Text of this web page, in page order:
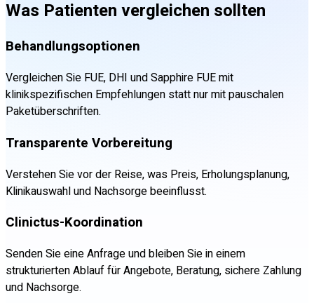
Was Patienten vergleichen sollten
Behandlungsoptionen
Vergleichen Sie FUE, DHI und Sapphire FUE mit
klinikspezifischen Empfehlungen statt nur mit pauschalen
Paketüberschriften.
Transparente Vorbereitung
Verstehen Sie vor der Reise, was Preis, Erholungsplanung,
Klinikauswahl und Nachsorge beeinflusst.
Clinictus-Koordination
Senden Sie eine Anfrage und bleiben Sie in einem
strukturierten Ablauf für Angebote, Beratung, sichere Zahlung
und Nachsorge.